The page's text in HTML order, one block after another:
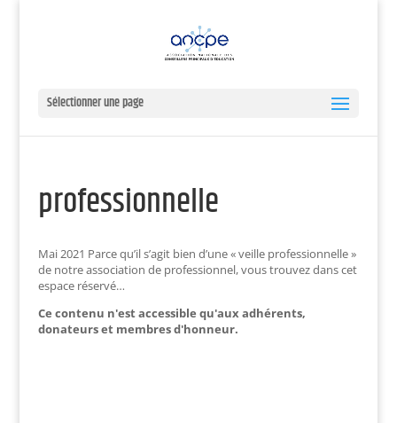
Sélectionner une page
professionnelle
Mai 2021 Parce qu’il s’agit bien d’une « veille professionnelle »
de notre association de professionnel, vous trouvez dans cet
espace réservé…
Ce contenu n'est accessible qu'aux adhérents,
donateurs et membres d'honneur.